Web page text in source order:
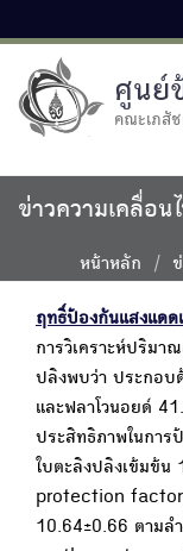
ศูนย์
คณะเภสั
ข่าวความเคลื่อน
หน้าหลัก
ฤทธิ์ป้องกันแสงแด
การวิเคราะห์ปริมา
ปลิงพบว่า ประกอบ
และฟลาโวนอยด์
ประสิทธิภาพในการ
ใบตะลิงปลิงเข้มข้
protection
10.64±0.66 ตามล